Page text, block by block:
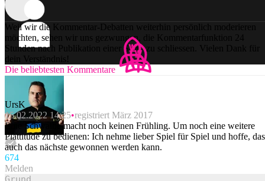
Weil wir die Kommentar-Debatten weiterhin persönlich moderieren
möchten, sehen wir uns gezwungen, die Kommentarfunktion 24
Stunden nach Publikation einer Story zu schliessen. Vielen Dank für
dein Verständnis!
Die beliebtesten Kommentare
UrsK
15.02.2022 14:25 registriert März 2017
Eine Schwalbe macht noch keinen Frühling. Um noch eine weitere
Plattitüde zu bedienen: Ich nehme lieber Spiel für Spiel und hoffe,
auch das nächste gewonnen werden kann.
674
Melden